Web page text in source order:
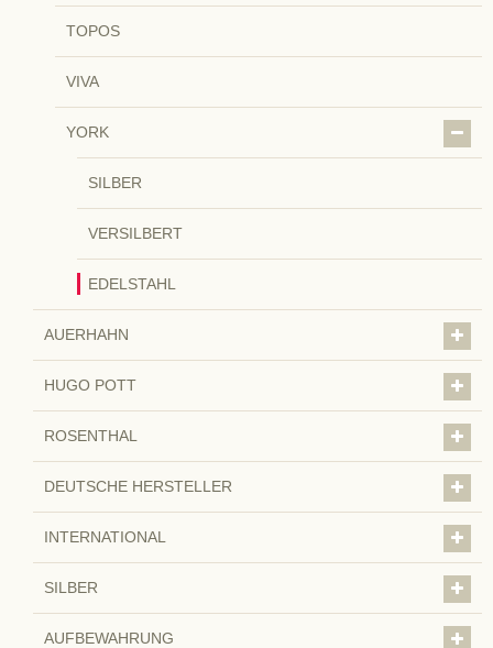
TOPOS
VIVA
YORK
SILBER
VERSILBERT
EDELSTAHL
AUERHAHN
HUGO POTT
ROSENTHAL
DEUTSCHE HERSTELLER
INTERNATIONAL
SILBER
AUFBEWAHRUNG